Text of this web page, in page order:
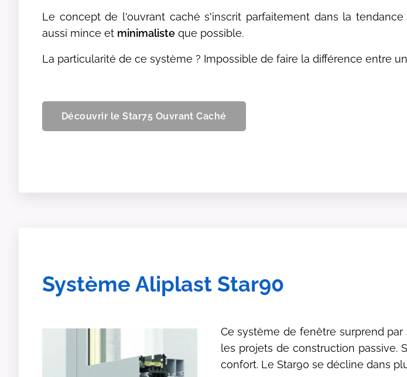
Le concept de l'ouvrant caché s'inscrit parfaitement dans la
aussi mince et minimaliste que possible.
La particularité de ce système ? Impossible de faire la différence entre
Découvrir le Star75 Ouvrant Caché
Système Aliplast Star90
Ce système de fenêtre surprend par
les projets de construction passive.
confort. Le Star90 se décline dans